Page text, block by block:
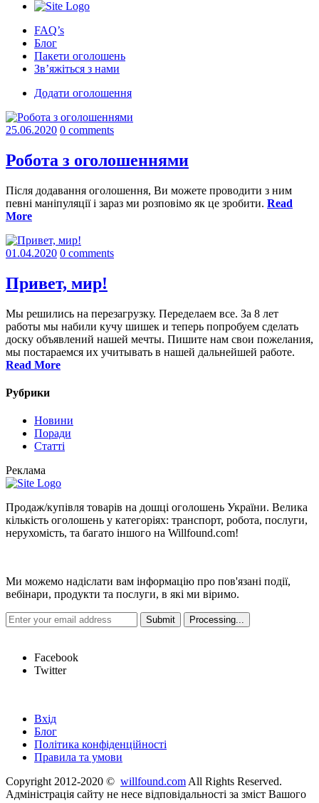
FAQ’s
Блог
Пакети оголошень
Зв’яжіться з нами
Додати оголошення
25.06.2020 0 comments
Робота з оголошеннями
Після додавання оголошення, Ви можете проводити з ним
певні маніпуляції і зараз ми розповімо як це зробити. Read
More
01.04.2020 0 comments
Привет, мир!
Мы решились на перезагрузку. Переделаем все. За 8 лет
работы мы набили кучу шишек и теперь попробуем сделать
доску объявлений нашей мечты. Пишите нам свои пожелания,
мы постараемся их учитывать в нашей дальнейшей работе.
Read More
Рубрики
Новини
Поради
Статтi
Реклама
Продаж/купівля товарів на дошці оголошень України. Велика
кількість оголошень у категоріях: транспорт, робота, послуги,
нерухомість, та багато іншого на Willfound.com!
Ми можемо надіслати вам інформацію про пов'язані події,
вебінари, продукти та послуги, в які ми віримо.
Facebook
Twitter
Вхід
Блог
Політика конфіденційності
Правила та умови
Copyright 2012-2020 © willfound.com All Rights Reserved.
Адміністрація сайту не несе відповідальності за зміст Вашого